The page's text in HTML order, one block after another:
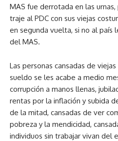
MAS fue derrotada en las
traje al PDC con sus viejas
en segunda vuelta, si no al país
del MAS.
Las personas cansadas de
sueldo se les acabe a medio
corrupción a manos llenas,
rentas por la inflación y subida
de la mitad, cansadas de ver
pobreza y la mendicidad,
individuos sin trabajar vivan del